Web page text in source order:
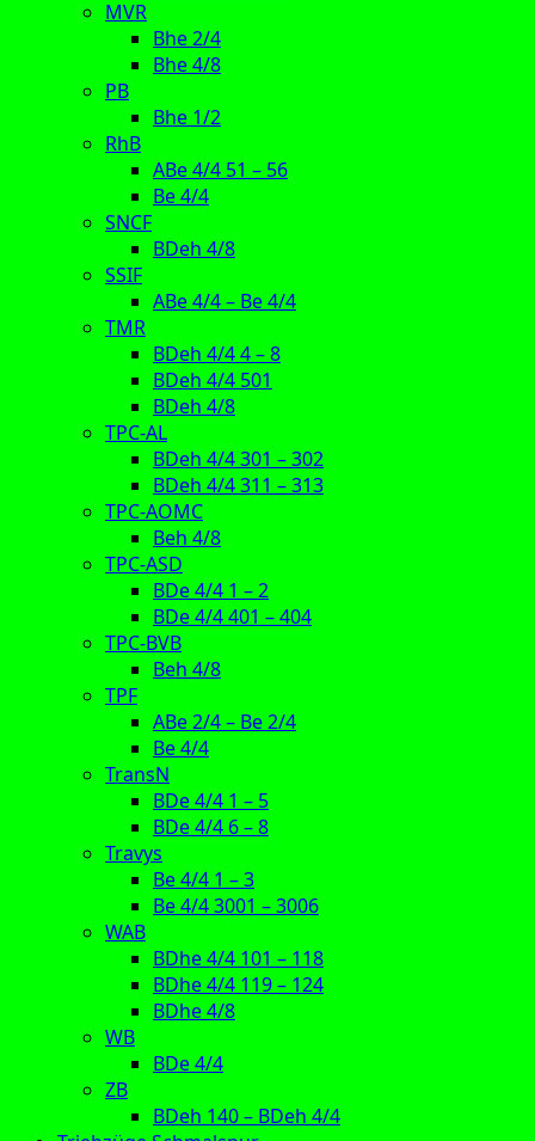
MVR
Bhe 2/4
Bhe 4/8
PB
Bhe 1/2
RhB
ABe 4/4 51 – 56
Be 4/4
SNCF
BDeh 4/8
SSIF
ABe 4/4 – Be 4/4
TMR
BDeh 4/4 4 – 8
BDeh 4/4 501
BDeh 4/8
TPC-AL
BDeh 4/4 301 – 302
BDeh 4/4 311 – 313
TPC-AOMC
Beh 4/8
TPC-ASD
BDe 4/4 1 – 2
BDe 4/4 401 – 404
TPC-BVB
Beh 4/8
TPF
ABe 2/4 – Be 2/4
Be 4/4
TransN
BDe 4/4 1 – 5
BDe 4/4 6 – 8
Travys
Be 4/4 1 – 3
Be 4/4 3001 – 3006
WAB
BDhe 4/4 101 – 118
BDhe 4/4 119 – 124
BDhe 4/8
WB
BDe 4/4
ZB
BDeh 140 – BDeh 4/4